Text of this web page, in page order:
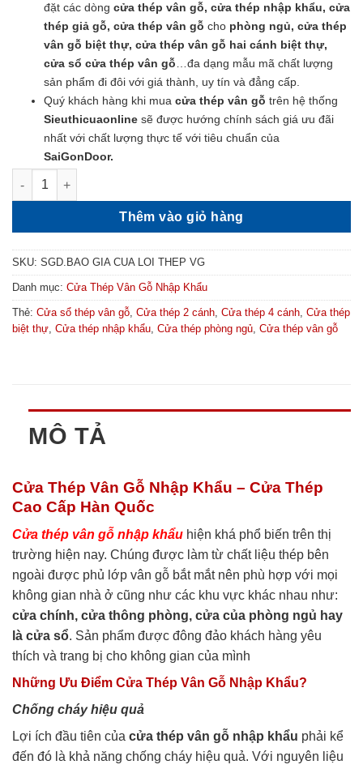
đặt các dòng cửa thép vân gỗ, cửa thép nhập khẩu, cửa
thép giả gỗ, cửa thép vân gỗ cho phòng ngủ, cửa thép
vân gỗ biệt thự, cửa thép vân gỗ hai cánh biệt thự,
cửa sổ cửa thép vân gỗ …đa dạng mẫu mã chất lượng
sản phẩm đi đôi với giá thành, uy tín và đẳng cấp.
Quý khách hàng khi mua cửa thép vân gỗ trên hệ thống
Sieuthicuaonlinesẽ được hướng chính sách giá ưu đãi
nhất với chất lượng thực tế với tiêu chuẩn của
SaiGonDoor.
Giá Cửa Lõi Thép Vân Gỗ - Báo Giá Cửa Thép Vân Gỗ
Thêm vào giỏ hàng
SKU: SGD.BAO GIA CUA LOI THEP VG
Danh mục: Cửa Thép Vân Gỗ Nhập Khẩu
Thẻ: Cửa sổ thép vân gỗ Cửa thép 2 cánh Cửa thép 4 cánh Cửa thép
biệt thự Cửa thép nhập khẩu Cửa thép phòng ngủ Cửa thép vân gỗ
MÔ TẢ
Cửa Thép Vân Gỗ Nhập Khẩu – Cửa Thép
Cao Cấp Hàn Quốc
Cửa thép vân gỗ nhập khẩu hiện khá phổ biến trên thị
trường hiện nay. Chúng được làm từ chất liệu thép bên
ngoài được phủ lớp vân gỗ bắt mắt nên phù hợp với mọi
không gian nhà ở cũng như các khu vực khác nhau như:
cửa chính, cửa thông phòng, cửa của phòng ngủ hay
là cửa sổ. Sản phẩm được đông đảo khách hàng yêu
thích và trang bị cho không gian của mình
Những Ưu Điểm Cửa Thép Vân Gỗ Nhập Khẩu?
Chống cháy hiệu quả
Lợi ích đầu tiên của cửa thép vân gỗ nhập khẩu phải kể
đến đó là khả năng chống cháy hiệu quả. Với nguyên liệu